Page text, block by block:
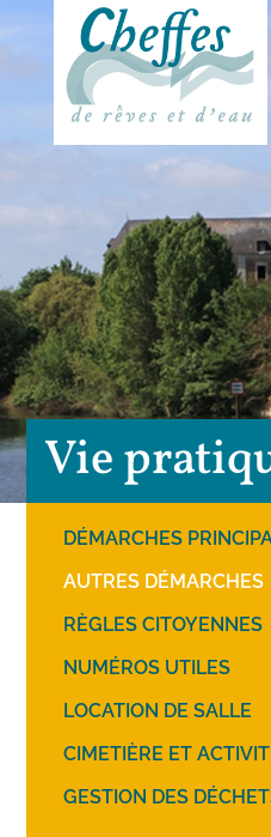
Vie
DÉMARCHES
AUTRES DÉMARCHES
RÈGLES CITOYENNES
NUMÉROS UTILES
LOCATION DE SALLE
CIMETIÈRE ET
GESTION DES